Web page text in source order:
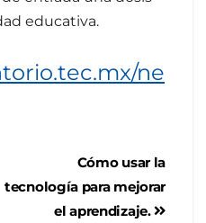
educativa.
ne
Cómo usar la
tecnología para mejorar
el aprendizaje.